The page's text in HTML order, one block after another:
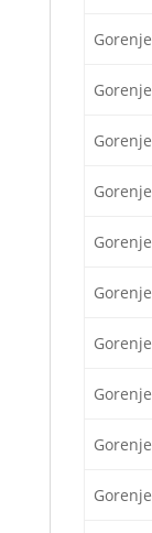
Gorenje
Gorenje
Gorenje
Gorenje
Gorenje
Gorenje
Gorenje
Gorenje
Gorenje
Gorenje